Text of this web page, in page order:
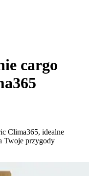
cargo
Clima365, idealne
Twoje przygody